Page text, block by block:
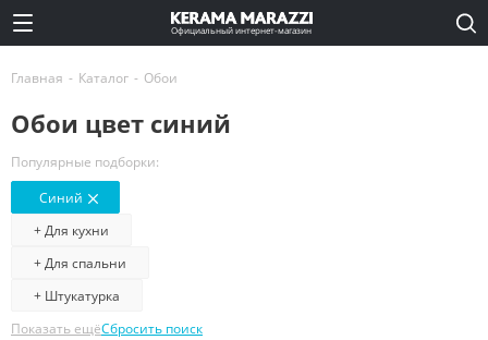
Официальный интернет-магазин
Главная - Каталог - Обои
Обои цвет синий
Популярные подборки:
Синий
+ Для кухни
+ Для спальни
+ Штукатурка
Показать ещёСбросить поиск